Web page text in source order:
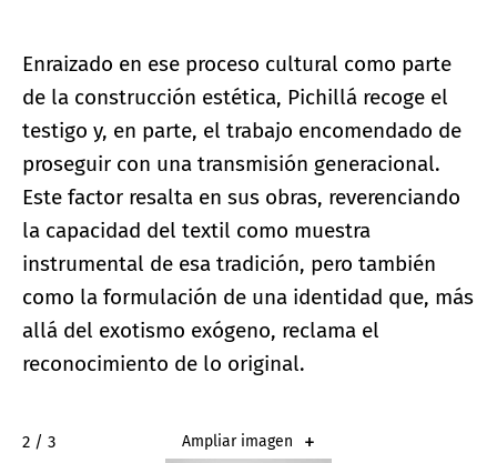
Enraizado en ese proceso cultural como parte
de la construcción estética, Pichillá recoge el
testigo y, en parte, el trabajo encomendado de
proseguir con una transmisión generacional.
Este factor resalta en sus obras, reverenciando
la capacidad del textil como muestra
instrumental de esa tradición, pero también
como la formulación de una identidad que, más
allá del exotismo exógeno, reclama el
reconocimiento de lo original.
2 / 3 Ampliar imagen